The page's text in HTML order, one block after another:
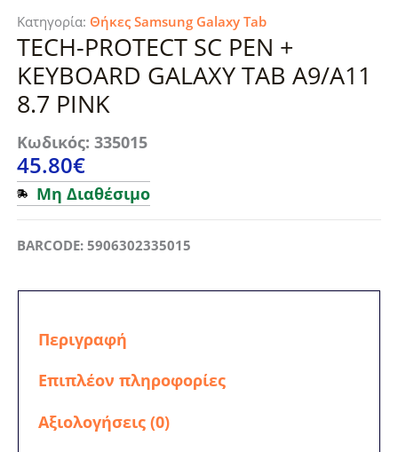
Κατηγορία: Θήκες Samsung Galaxy Tab
TECH-PROTECT SC PEN +
KEYBOARD GALAXY TAB A9/A11
8.7 PINK
Κωδικός: 335015
45.80€
Μη Διαθέσιμο
BARCODE: 5906302335015
Περιγραφή
Επιπλέον πληροφορίες
Αξιολογήσεις (0)